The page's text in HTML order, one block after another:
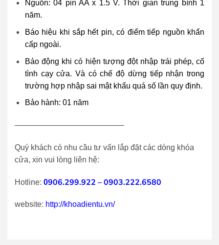
Nguồn: 04 pin AA x 1.5 V. Thời gian trung bình 1
năm.
Báo hiệu khi sắp hết pin, có điểm tiếp nguồn khẩn
cấp ngoài.
Báo động khi có hiện tượng đột nhập trái phép, cố
tình cạy cửa. Và có chế độ dừng tiếp nhận trong
trường hợp nhập sai mật khẩu quá số lần quy định.
Bảo hành: 01 năm
——————————————
Quý khách có nhu cầu tư vấn lắp đặt các dòng khóa
cửa, xin vui lòng liên hệ:
Hotline: 0906.299.922 – 0903.222.6580
website: http://khoadientu.vn/